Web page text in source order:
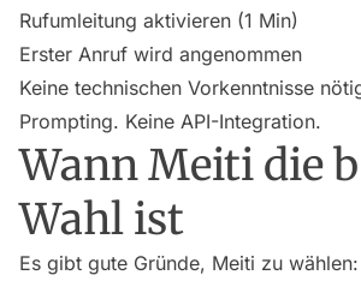
Rufumleitung aktivieren (1 Min)
Erster Anruf wird angenommen
Keine technischen Vorkenntnisse
Prompting. Keine API-Integration.
Wann Meiti die
Wahl ist
Es gibt gute Gründe, Meiti zu wählen: